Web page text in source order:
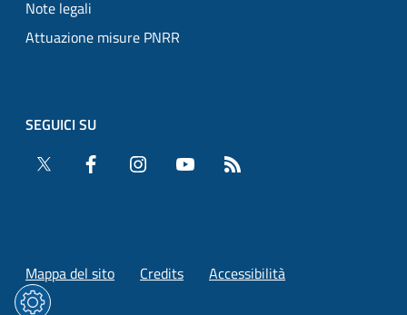
Note legali
Attuazione misure PNRR
SEGUICI SU
Twitter
Facebook Instagram YouTube
Mappa del sito Credits Accessibilità